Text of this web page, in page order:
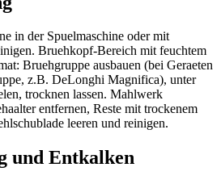
in der Spuelmaschine oder mit
Bruehkopf-Bereich mit feuchtem
Bruehgruppe ausbauen (bei Geraeten
z.B. DeLonghi Magnifica), unter
trocknen lassen. Mahlwerk
entfernen, Reste mit trockenem
leeren und reinigen.
und Entkalken